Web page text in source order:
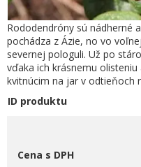
Rododendróny sú nádherné
pochádza z Ázie, no vo
severnej pologuli. Už po
vďaka ich krásnemu
kvitnúcim na jar v odtieňoch
ID produktu
Cena s DPH